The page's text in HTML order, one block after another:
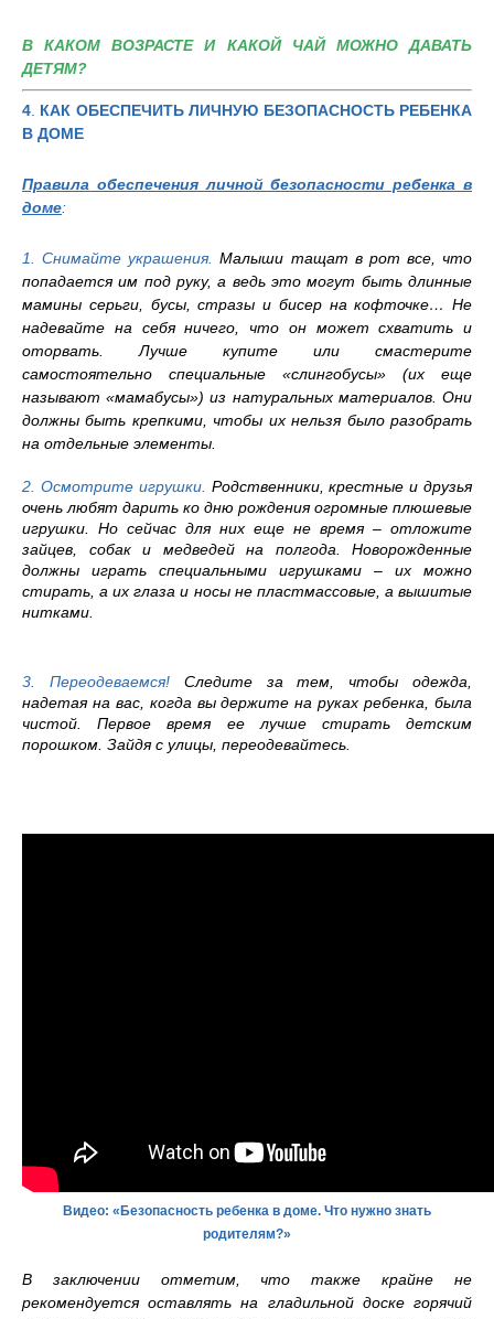
В КАКОМ ВОЗРАСТЕ И КАКОЙ ЧАЙ МОЖНО ДАВАТЬ
ДЕТЯМ?
4. КАК ОБЕСПЕЧИТЬ ЛИЧНУЮ БЕЗОПАСНОСТЬ РЕБЕНКА
В ДОМЕ
Правила обеспечения личной безопасности ребенка в
доме:
1. Снимайте украшения. Малыши тащат в рот все, что
попадается им под руку, а ведь это могут быть длинные
мамины серьги, бусы, стразы и бисер на кофточке… Не
надевайте на себя ничего, что он может схватить и
оторвать. Лучше купите или смастерите
самостоятельно специальные «слингобусы» (их еще
называют «мамабусы») из натуральных материалов. Они
должны быть крепкими, чтобы их нельзя было разобрать
на отдельные элементы.
2. Осмотрите игрушки. Родственники, крестные и друзья
очень любят дарить ко дню рождения огромные плюшевые
игрушки. Но сейчас для них еще не время – отложите
зайцев, собак и медведей на полгода. Новорожденные
должны играть специальными игрушками – их можно
стирать, а их глаза и носы не пластмассовые, а вышитые
нитками.
3. Переодеваемся!Следите за тем, чтобы одежда,
надетая на вас, когда вы держите на руках ребенка, была
чистой. Первое время ее лучше стирать детским
порошком. Зайдя с улицы, переодевайтесь.
Видео: «Безопасность ребенка в доме. Что нужно знать
родителям?»
В заключении отметим, чтотакже крайне не
рекомендуется оставлять на гладильной доске горячий